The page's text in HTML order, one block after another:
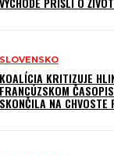
SLOVENSKO
KOALÍCIA KRITIZUJE
FRANCÚZSKOM
SKONČILA NA CHVOSTE